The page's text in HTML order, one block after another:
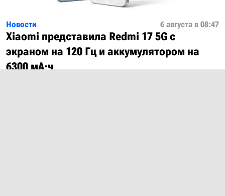
Новости 6 августа в 08:47
Xiaomi представила Redmi 17 5G с
экраном на 120 Гц и аккумулятором на
6300 мА·ч